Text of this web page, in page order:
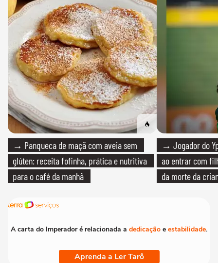
→ Panqueca de maçã com aveia sem
glúten: receita fofinha, prática e nutritiva
para o café da manhã
→ Jogador do
ao entrar com
da morte da
A carta do Imperador é relacionada a dedicação e estabilidade.
Aprenda a Ler Tarô